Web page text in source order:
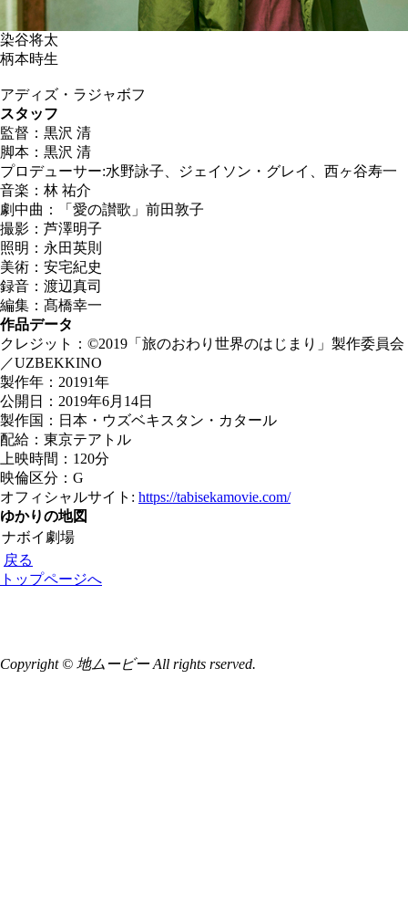
染谷将太
柄本時生
アディズ・ラジャボフ
スタッフ
監督：黒沢 清
脚本：黒沢 清
プロデューサー:水野詠子、ジェイソン・グレイ、西ヶ谷寿一
音楽：林 祐介
劇中曲：「愛の讃歌」前田敦子
撮影：芦澤明子
照明：永田英則
美術：安宅紀史
録音：渡辺真司
編集：髙橋幸一
作品データ
クレジット：©2019「旅のおわり世界のはじまり」製作委員会
／UZBEKKINO
製作年：20191年
公開日：2019年6月14日
製作国：日本・ウズベキスタン・カタール
配給：東京テアトル
上映時間：120分
映倫区分：G
オフィシャルサイト: https://tabisekamovie.com/
ゆかりの地図
ナボイ劇場
戻る
トップページへ
Copyright © 地ムービー All rights rserved.